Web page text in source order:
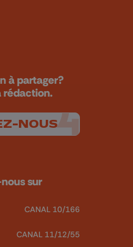
à partager?
rédaction.
NOUS
sur
CANAL 10/166
CANAL 11/12/55